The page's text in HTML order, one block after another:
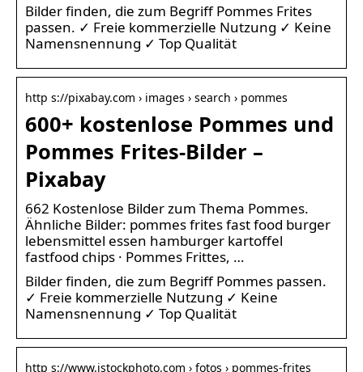
Bilder finden, die zum Begriff Pommes Frites
passen. ✓ Freie kommerzielle Nutzung ✓ Keine
Namensnennung ✓ Top Qualität
http s://pixabay.com › images › search › pommes
600+ kostenlose Pommes und
Pommes Frites-Bilder –
Pixabay
662 Kostenlose Bilder zum Thema Pommes.
Ähnliche Bilder: pommes frites fast food burger
lebensmittel essen hamburger kartoffel
fastfood chips · Pommes Frittes, …
Bilder finden, die zum Begriff Pommes passen.
✓ Freie kommerzielle Nutzung ✓ Keine
Namensnennung ✓ Top Qualität
http s://www.istockphoto.com › fotos › pommes-frites